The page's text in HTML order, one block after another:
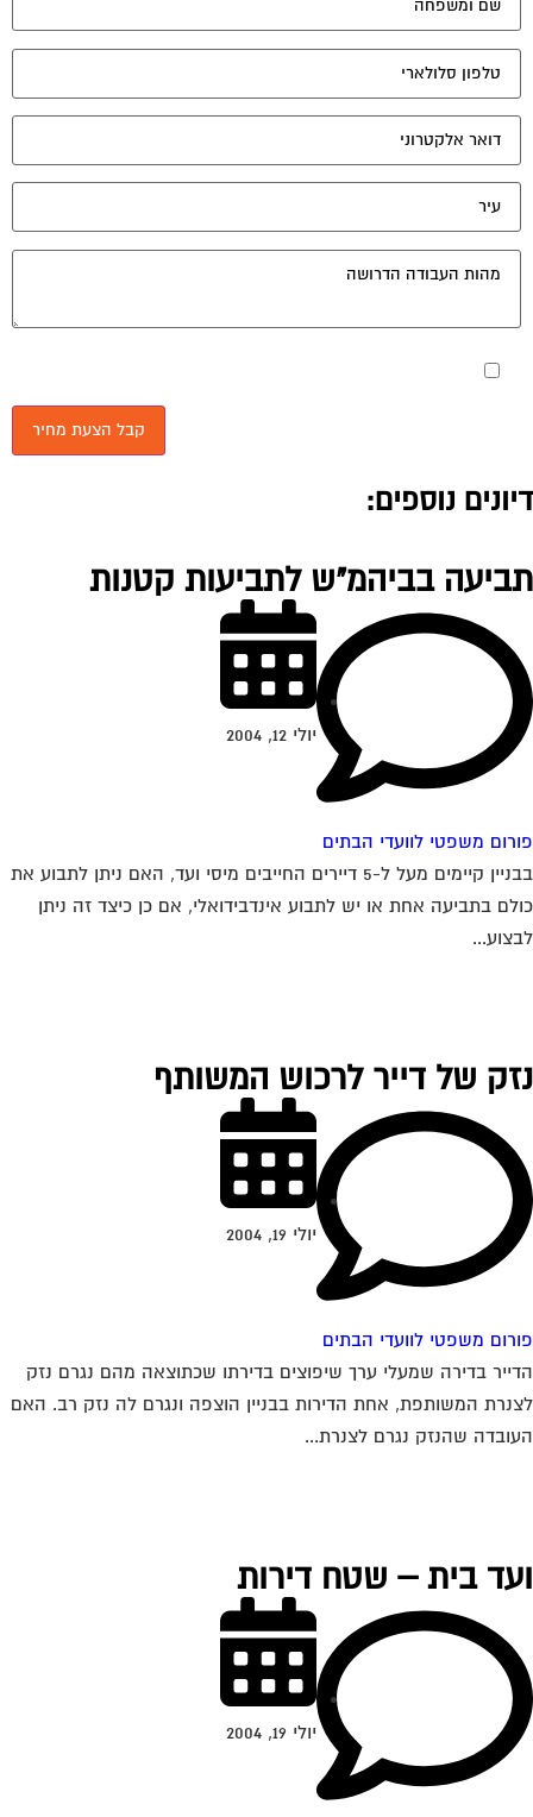
מאשר את תנאי הפרטיות
נוספים:
בביהמ"ש לתביעות קטנות
משפטי לוועדי הבתים
יולי 12, 2004
בבניין קיימים מעל ל-5 דיירים החייבים מיסי ועד, האם ניתן לתבוע את
בתביעה אחת או יש לתבוע אינדבידואלי, אם כן כיצד זה ניתן
של דייר לרכוש המשותף
משפטי לוועדי הבתים
יולי 19, 2004
בדירה שמעלי ערך שיפוצים בדירתו שכתוצאה מהם נגרם נזק
המשותפת, אחת הדירות בבניין הוצפה ונגרם לה נזק רב. האם
שהנזק נגרם לצנרת...
בית – שטח דירות
יולי 19, 2004